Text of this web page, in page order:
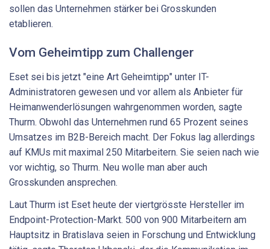
sollen das Unternehmen stärker bei Grosskunden
etablieren.
Vom Geheimtipp zum Challenger
Eset sei bis jetzt "eine Art Geheimtipp" unter IT-
Administratoren gewesen und vor allem als Anbieter für
Heimanwenderlösungen wahrgenommen worden, sagte
Thurm. Obwohl das Unternehmen rund 65 Prozent seines
Umsatzes im B2B-Bereich macht. Der Fokus lag allerdings
auf KMUs mit maximal 250 Mitarbeitern. Sie seien nach wie
vor wichtig, so Thurm. Neu wolle man aber auch
Grosskunden ansprechen.
Laut Thurm ist Eset heute der viertgrösste Hersteller im
Endpoint-Protection-Markt. 500 von 900 Mitarbeitern am
Hauptsitz in Bratislava seien in Forschung und Entwicklung